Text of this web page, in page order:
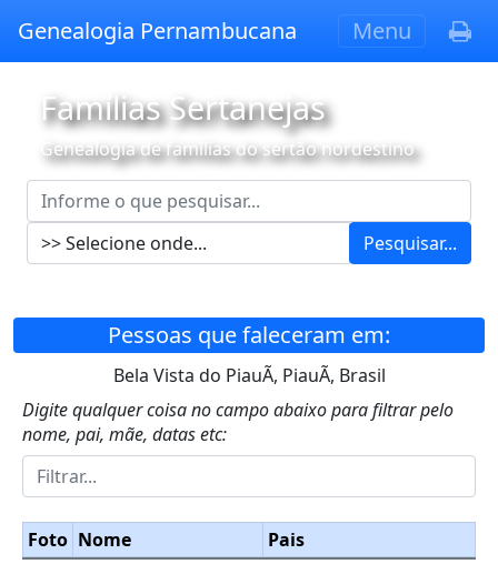
Genealogia Pernambucana Menu
Famílias Sertanejas
Genealogia de famílias do sertão nordestino
Pesquisar...
Pessoas que faleceram em:
Bela Vista do PiauÃ­, PiauÃ­, Brasil
Digite qualquer coisa no campo abaixo para filtrar pelo
nome, pai, mãe, datas etc:
Foto Nome
Pais